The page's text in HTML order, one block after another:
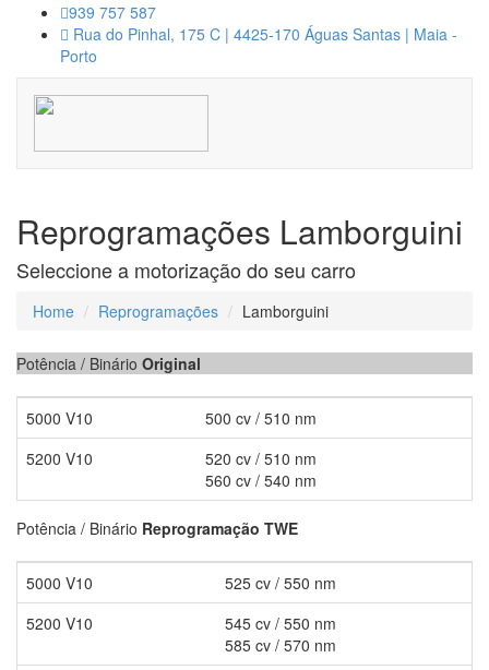
939 757 587
Rua do Pinhal, 175 C | 4425-170 Águas Santas | Maia -
Porto
Reprogramações Lamborguini
Seleccione a motorização do seu carro
Home Reprogramações Lamborguini
Potência / Binário Original
5000 V10
500 cv / 510 nm
5200 V10
520 cv / 510 nm
560 cv / 540 nm
Potência / Binário Reprogramação TWE
5000 V10
525 cv / 550 nm
5200 V10
545 cv / 550 nm
585 cv / 570 nm